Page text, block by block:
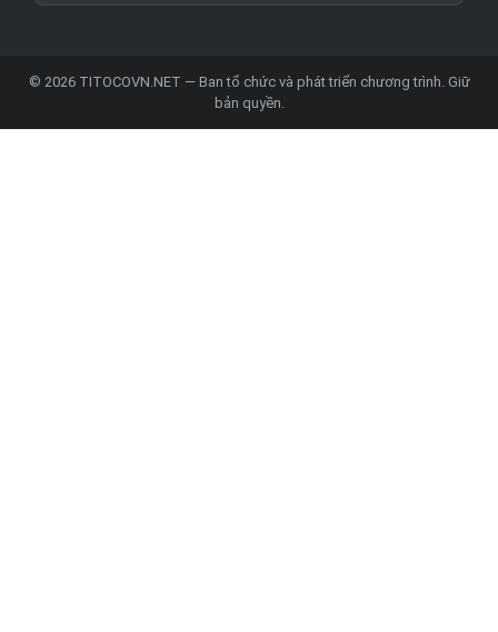
© 2026 TITOCOVN.NET — Ban tổ chức và phát triển chương trình. Giữ
bản quyền.